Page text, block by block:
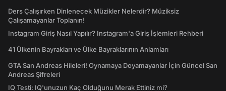
Ders Çalışırken Dinlenecek Müzikler Nelerdir? Müziksiz
Çalışamayanlar Toplanın!
Instagram Giriş Nasıl Yapılır? Instagram'a Giriş İşlemleri Rehberi
41 Ülkenin Bayrakları ve Ülke Bayraklarının Anlamları
GTA San Andreas Hileleri! Oynamaya Doyamayanlar İçin Güncel San
Andreas Şifreleri
IQ Testi: IQ'unuzun Kaç Olduğunu Merak Ettiniz mi?